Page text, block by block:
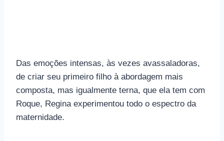
Das emoções intensas, às vezes avassaladoras,
de criar seu primeiro filho à abordagem mais
composta, mas igualmente terna, que ela tem com
Roque, Regina experimentou todo o espectro da
maternidade.